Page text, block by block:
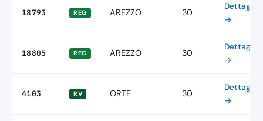
18793 REG AREZZO 30
Dettagli
→
18805 REG AREZZO 30
Dettagli
→
4103 RV ORTE 30
Dettagli
→